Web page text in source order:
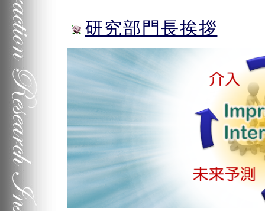
研究部門長挨拶